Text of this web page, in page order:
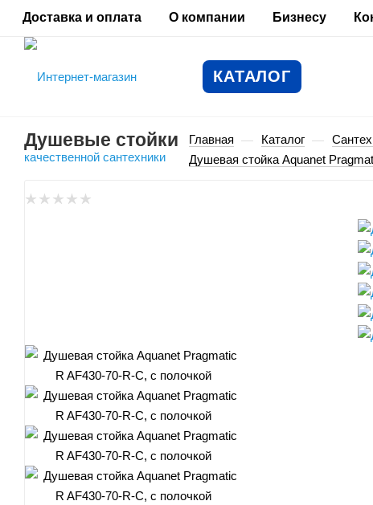
Доставка и оплата О компании Бизнесу
КАТАЛОГ
Душевые стойки Главная — Каталог —
Душевая стойка Aquanet